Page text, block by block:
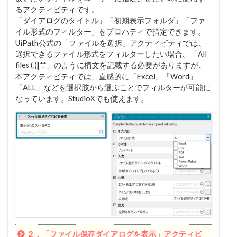
るアクティビティです。
「ダイアログのタイトル」「初期表示フォルダ」「ファ
イル形式のフィルター」をプロパティで指定できます。
UiPath公式の「ファイルを選択」アクティビティでは、
選択できるファイル形式をフィルターしたい場合、「All
files ( )|*.*」のように構文を記載する必要がありますが、
本アクティビティでは、直感的に「Excel」「Word」
「ALL」などを選択肢から選ぶことでフィルターが可能に
なっています。StudioXでも使えます。
２．「ファイル保存ダイアログを表示」アクティビ